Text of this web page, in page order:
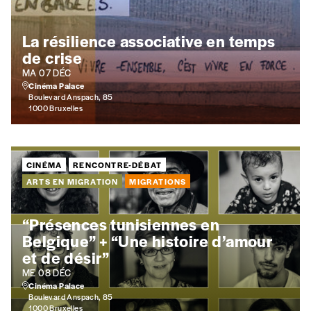
Créer un compte
NB: Vous pouvez choisir de participer financièrement à
soutenir nos activités.
NOS FORMULES
Abonnement
1 an = 5 numéros
20€*/an
*Prix indicatif, frais de port inclus
La résilience associative en temps
de crise
MA 07 DÉC
Cinéma Palace
Boulevard Anspach, 85
1000 Bruxelles
CINÉMA
RENCONTRE-DÉBAT
ARTS EN MIGRATION
MIGRATIONS
“Présences tunisiennes en
Belgique” + “Une histoire d’amour
et de désir”
ME 08 DÉC
Cinéma Palace
Boulevard Anspach, 85
1000 Bruxelles